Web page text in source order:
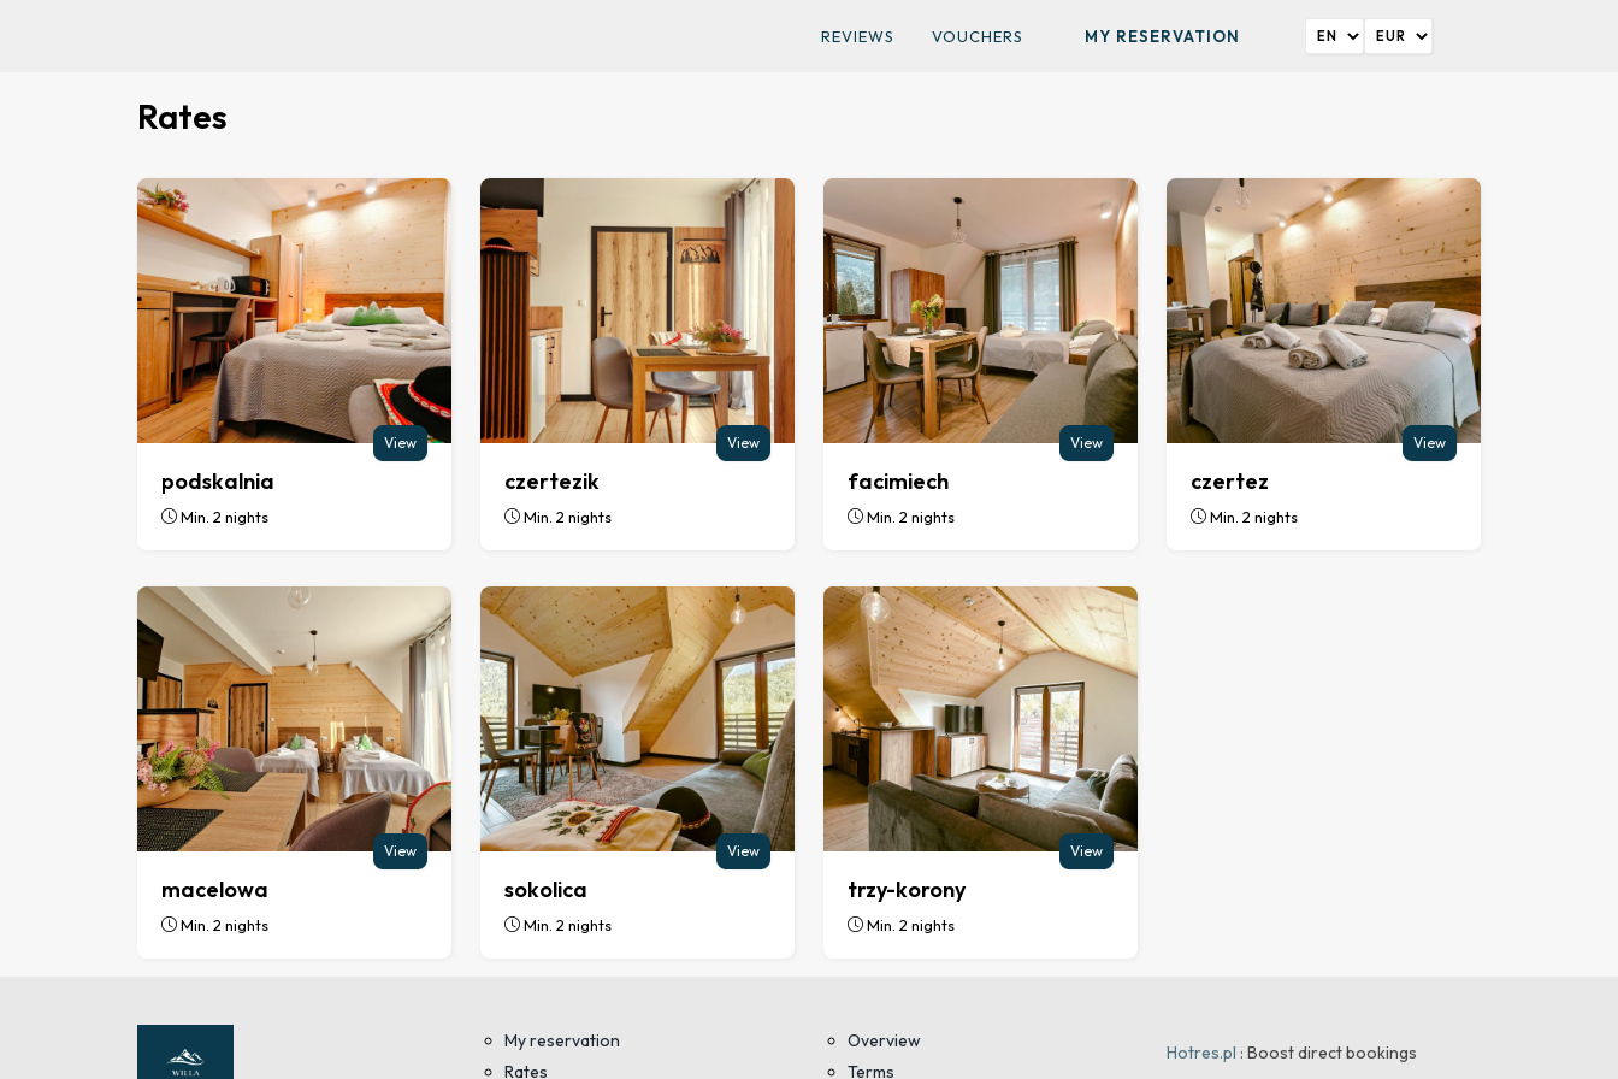
REVIEWS VOUCHERS MY RESERVATION
Rates
podskalnia
Min. 2 nights
View
czertezik
Min. 2 nights
View
facimiech
Min. 2 nights
View
czertez
Min. 2 nights
View
macelowa
Min. 2 nights
View
sokolica
Min. 2 nights
View
trzy-korony
Min. 2 nights
View
My reservation
Rates
Overview
Terms
Hotres.pl : Boost direct bookings